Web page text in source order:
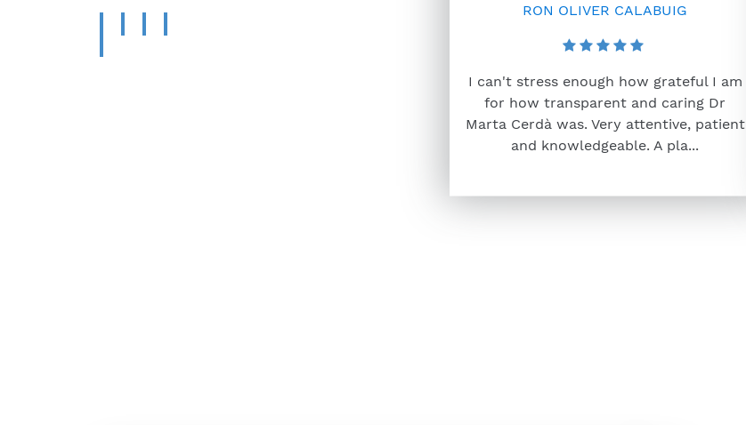
RON OLIVER CALABUIG
I can't stress enough how grateful I am
for how transparent and caring Dr
Marta Cerdà was. Very attentive, patient
and knowledgeable. A pla...